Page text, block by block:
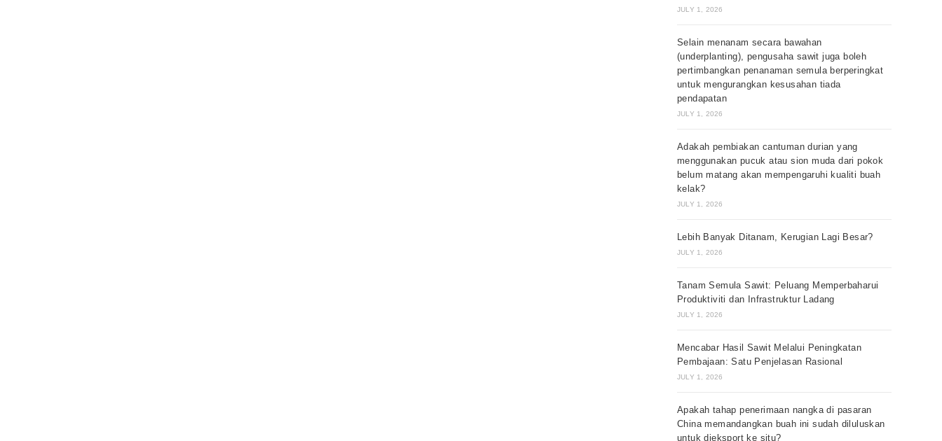
JULY 1, 2026
Selain menanam secara bawahan
(underplanting), pengusaha sawit juga boleh
pertimbangkan penanaman semula berperingkat
untuk mengurangkan kesusahan tiada
pendapatan
JULY 1, 2026
Adakah pembiakan cantuman durian yang
menggunakan pucuk atau sion muda dari pokok
belum matang akan mempengaruhi kualiti buah
kelak?
JULY 1, 2026
Lebih Banyak Ditanam, Kerugian Lagi Besar?
JULY 1, 2026
Tanam Semula Sawit: Peluang Memperbaharui
Produktiviti dan Infrastruktur Ladang
JULY 1, 2026
Mencabar Hasil Sawit Melalui Peningkatan
Pembajaan: Satu Penjelasan Rasional
JULY 1, 2026
Apakah tahap penerimaan nangka di pasaran
China memandangkan buah ini sudah diluluskan
untuk dieksport ke situ?